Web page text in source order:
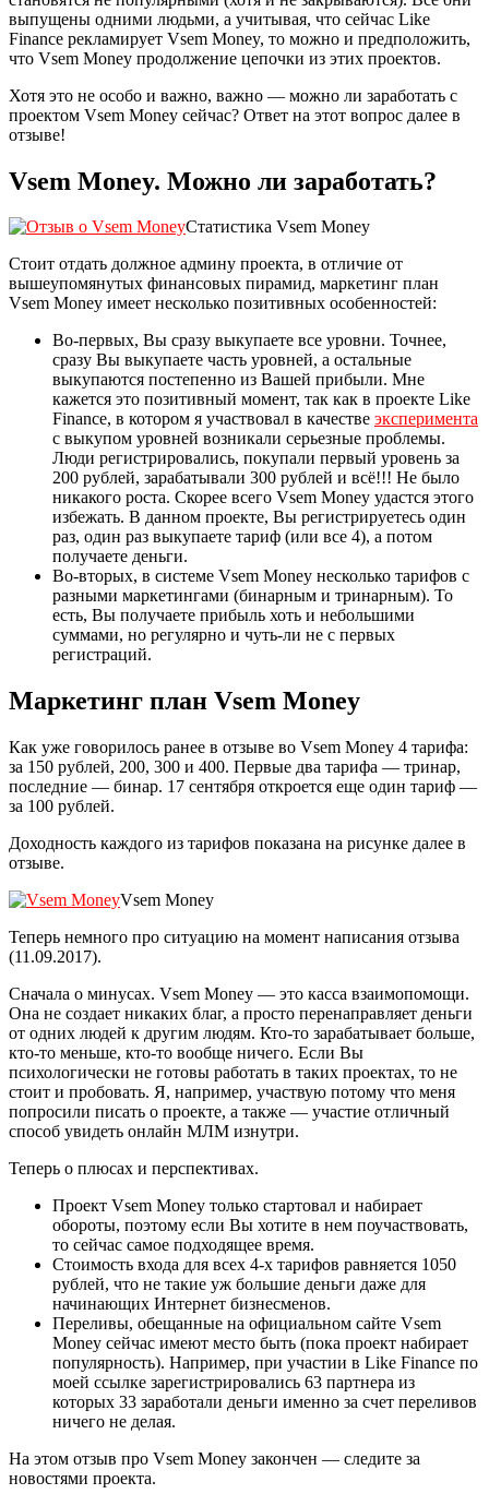
выпущены одними людьми, а учитывая, что сейчас Like
Finance рекламирует Vsem Money, то можно и предположить,
что Vsem Money продолжение цепочки из этих проектов.
Хотя это не особо и важно, важно — можно ли заработать с
проектом Vsem Money сейчас? Ответ на этот вопрос далее в
отзыве!
Vsem Money. Можно ли заработать?
Статистика Vsem Money
Стоит отдать должное админу проекта, в отличие от
вышеупомянутых финансовых пирамид, маркетинг план
Vsem Money имеет несколько позитивных особенностей:
Во-первых, Вы сразу выкупаете все уровни. Точнее,
сразу Вы выкупаете часть уровней, а остальные
выкупаются постепенно из Вашей прибыли. Мне
кажется это позитивный момент, так как в проекте Like
Finance, в котором я участвовал в качестве эксперимента
с выкупом уровней возникали серьезные проблемы.
Люди регистрировались, покупали первый уровень за
200 рублей, зарабатывали 300 рублей и всё!!! Не было
никакого роста. Скорее всего Vsem Money удастся этого
избежать. В данном проекте, Вы регистрируетесь один
раз, один раз выкупаете тариф (или все 4), а потом
получаете деньги.
Во-вторых, в системе Vsem Money несколько тарифов с
разными маркетингами (бинарным и тринарным). То
есть, Вы получаете прибыль хоть и небольшими
суммами, но регулярно и чуть-ли не с первых
регистраций.
Маркетинг план Vsem Money
Как уже говорилось ранее в отзыве во Vsem Money 4 тарифа:
за 150 рублей, 200, 300 и 400. Первые два тарифа — тринар,
последние — бинар. 17 сентября откроется еще один тариф —
за 100 рублей.
Доходность каждого из тарифов показана на рисунке далее в
отзыве.
Vsem Money
Теперь немного про ситуацию на момент написания отзыва
(11.09.2017).
Сначала о минусах. Vsem Money — это касса взаимопомощи.
Она не создает никаких благ, а просто перенаправляет деньги
от одних людей к другим людям. Кто-то зарабатывает больше,
кто-то меньше, кто-то вообще ничего. Если Вы
психологически не готовы работать в таких проектах, то не
стоит и пробовать. Я, например, участвую потому что меня
попросили писать о проекте, а также — участие отличный
способ увидеть онлайн МЛМ изнутри.
Теперь о плюсах и перспективах.
Проект Vsem Money только стартовал и набирает
обороты, поэтому если Вы хотите в нем поучаствовать,
то сейчас самое подходящее время.
Стоимость входа для всех 4-х тарифов равняется 1050
рублей, что не такие уж большие деньги даже для
начинающих Интернет бизнесменов.
Переливы, обещанные на официальном сайте Vsem
Money сейчас имеют место быть (пока проект набирает
популярность). Например, при участии в Like Finance по
моей ссылке зарегистрировались 63 партнера из
которых 33 заработали деньги именно за счет переливов
ничего не делая.
На этом отзыв про Vsem Money закончен — следите за
новостями проекта.